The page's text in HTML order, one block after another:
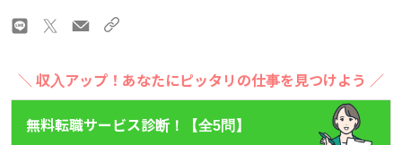
＼ 収入アップ！あなたにピッタリの仕事を見つけよう ／
無料転職サービス診断！【全5問】